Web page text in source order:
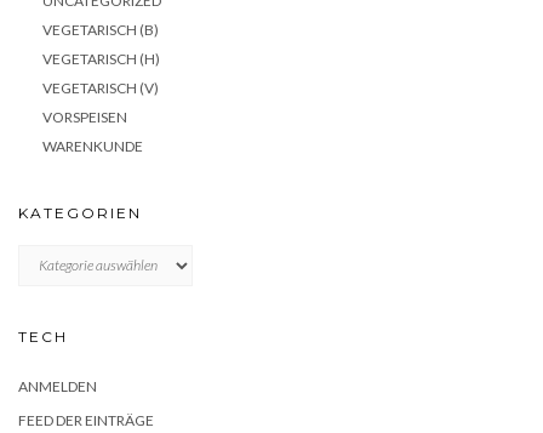
VEGETARISCH (B)
VEGETARISCH (H)
VEGETARISCH (V)
VORSPEISEN
WARENKUNDE
KATEGORIEN
TECH
ANMELDEN
FEED DER EINTRÄGE